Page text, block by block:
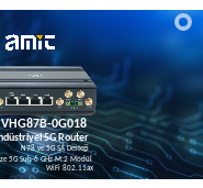
VHG87B-0G018
5G Router
5G Sub-6 GHz M.2 Modül
N78 ve 5G SA Desteği
WiFi 802.11ax